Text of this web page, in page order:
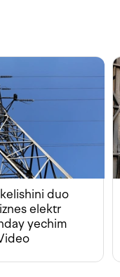
duo
elektr
yechim